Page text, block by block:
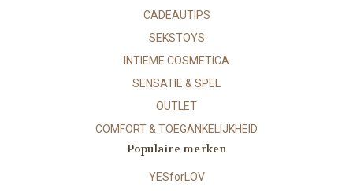
CADEAUTIPS
SEKSTOYS
INTIEME COSMETICA
SENSATIE & SPEL
OUTLET
COMFORT & TOEGANKELIJKHEID
Populaire merken
YESforLOV